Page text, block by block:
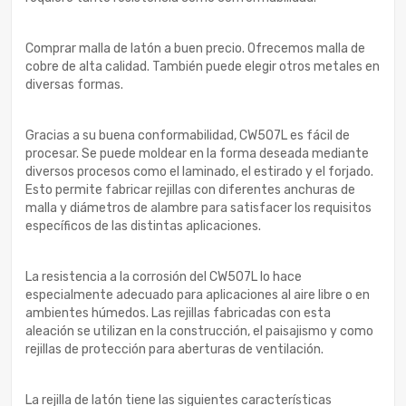
Comprar malla de latón a buen precio. Ofrecemos malla de
cobre de alta calidad. También puede elegir otros metales en
diversas formas.
Gracias a su buena conformabilidad, CW507L es fácil de
procesar. Se puede moldear en la forma deseada mediante
diversos procesos como el laminado, el estirado y el forjado.
Esto permite fabricar rejillas con diferentes anchuras de
malla y diámetros de alambre para satisfacer los requisitos
específicos de las distintas aplicaciones.
La resistencia a la corrosión del CW507L lo hace
especialmente adecuado para aplicaciones al aire libre o en
ambientes húmedos. Las rejillas fabricadas con esta
aleación se utilizan en la construcción, el paisajismo y como
rejillas de protección para aberturas de ventilación.
La rejilla de latón tiene las siguientes características